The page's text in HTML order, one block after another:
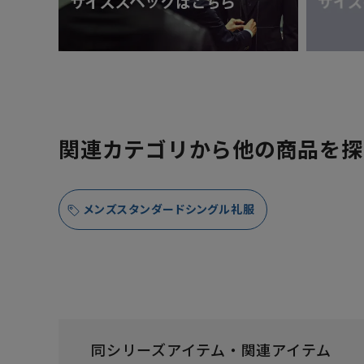
関連カテゴリから他の商品を
メンズスタンダードシングル礼服
同シリーズアイテム・関連アイテム